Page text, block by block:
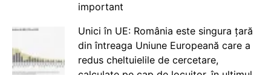
important
Unici în UE: România este singura țară
din întreaga Uniune Europeană care a
redus cheltuielile de cercetare,